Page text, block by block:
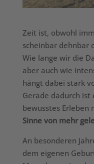
Zeit ist, obwohl
scheinbar dehnbar
Wie lange wir die
aber auch wie
hängt dabei stark
Gerade dadurch ist
bewusstes Erleben
Sinne von mehr
An besonderen
dem eigenen